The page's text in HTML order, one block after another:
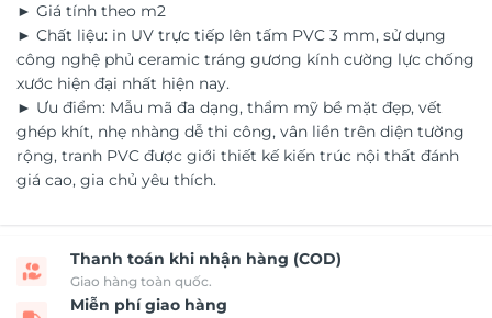
► Giá tính theo m2
► Chất liệu: in UV trực tiếp lên tấm PVC 3 mm, sử dụng
công nghệ phủ ceramic tráng gương kính cường lực chống
xước hiện đại nhất hiện nay.
► Ưu điểm: Mẫu mã đa dạng, thẩm mỹ bề mặt đẹp, vết
ghép khít, nhẹ nhàng dễ thi công, vân liền trên diện tường
rộng, tranh PVC được giới thiết kế kiến trúc nội thất đánh
giá cao, gia chủ yêu thích.
Thanh toán khi nhận hàng (COD)
Giao hàng toàn quốc.
Miễn phí giao hàng